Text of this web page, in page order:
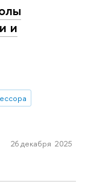
и
26 декабря 2025